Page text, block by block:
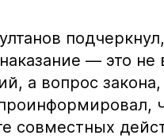
— это не
а вопрос
совместных